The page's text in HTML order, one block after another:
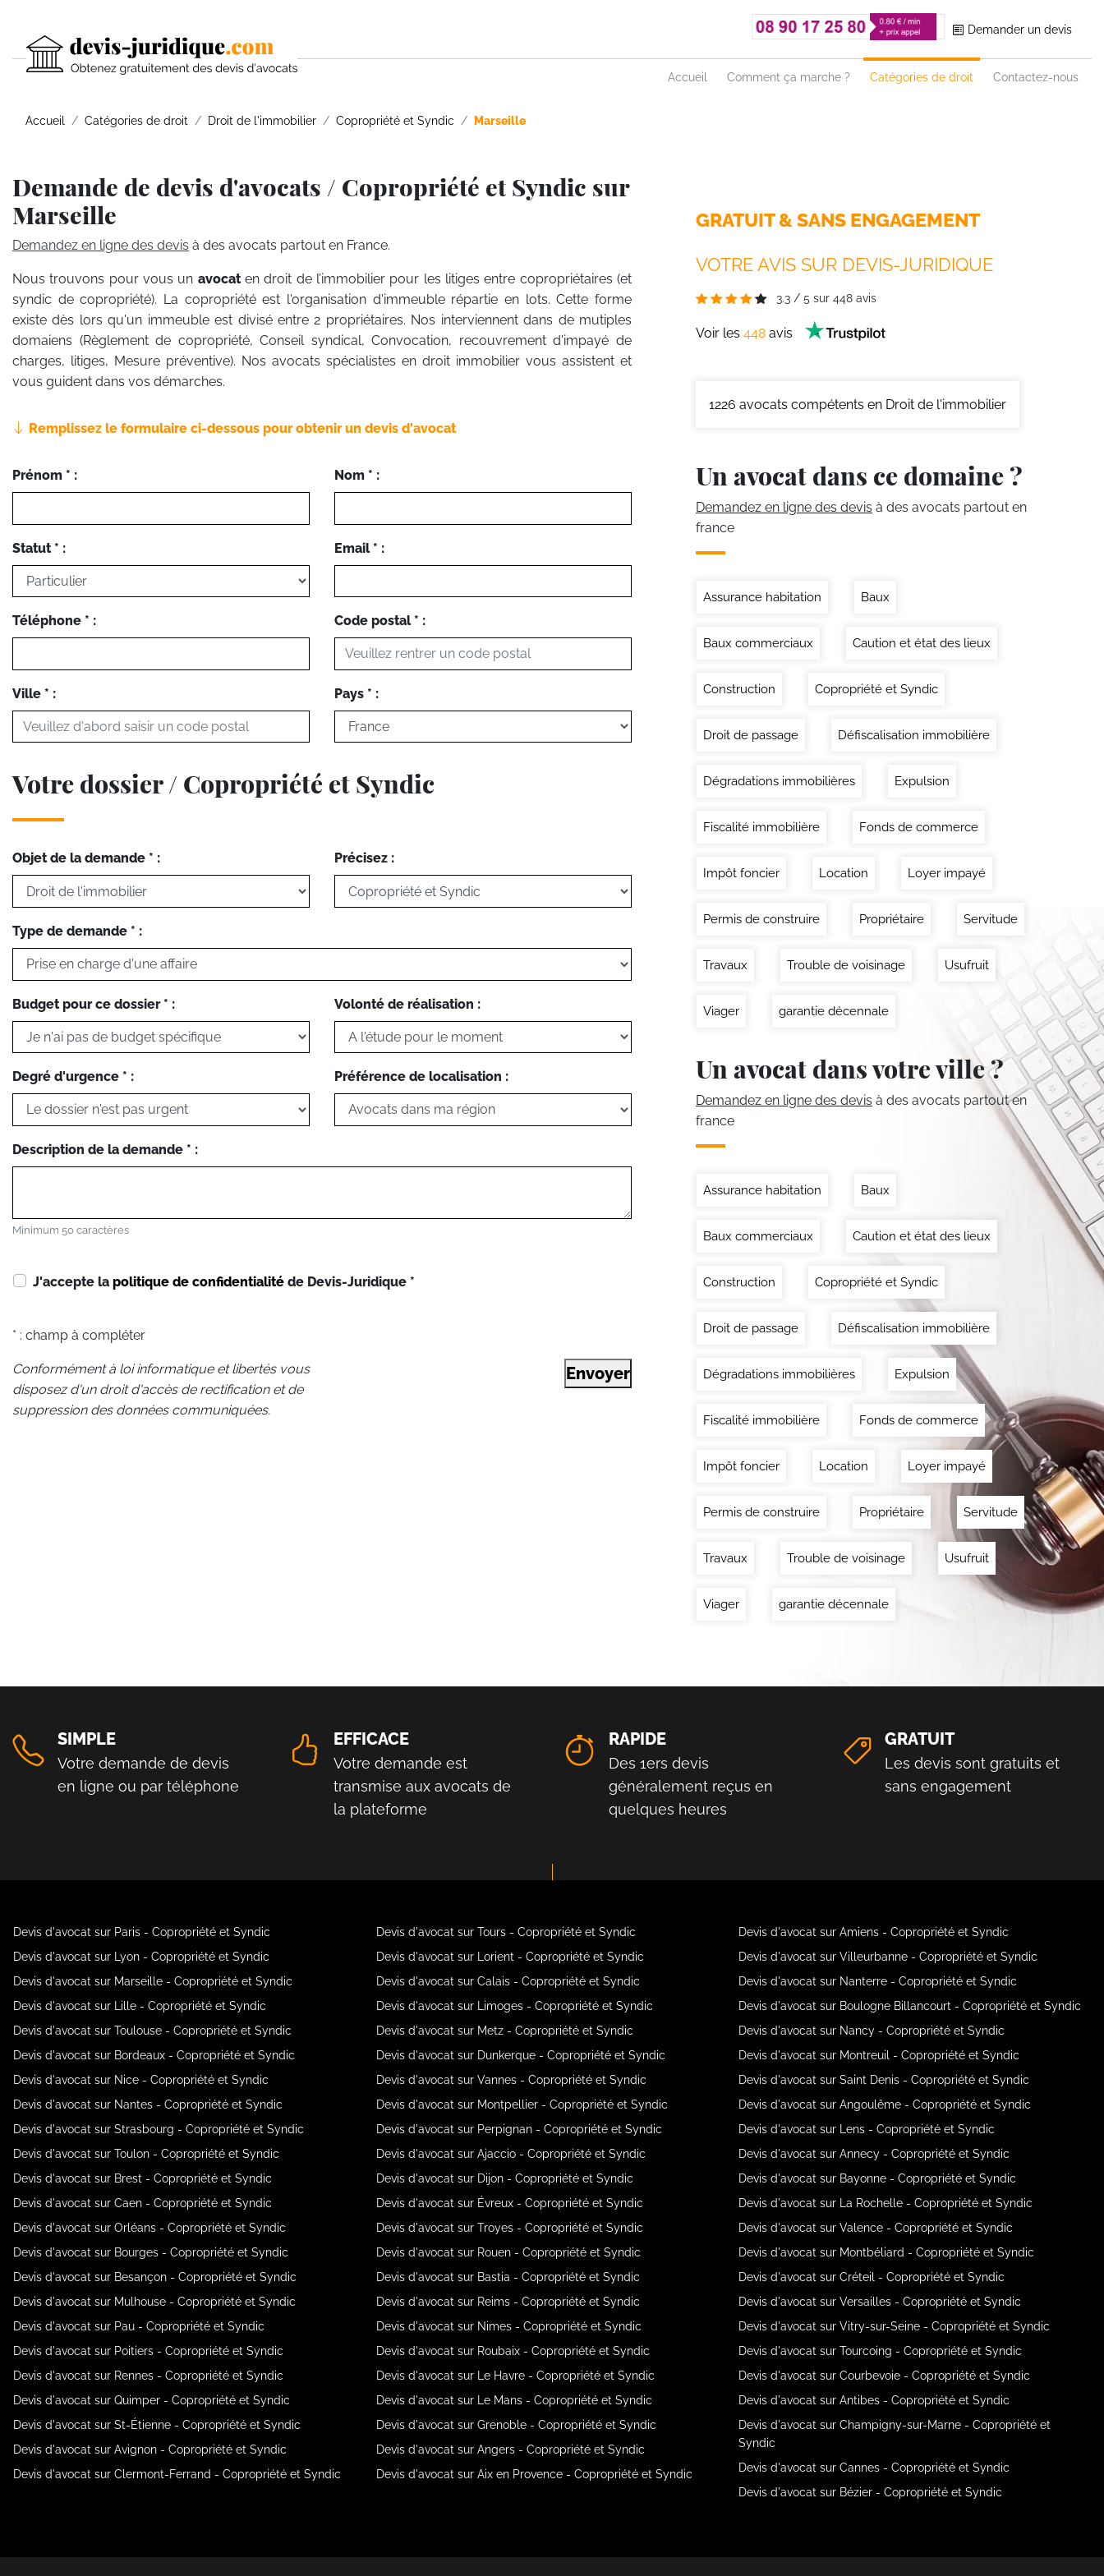
Demander un devis
Accueil Comment ça marche ? Catégories de droit Contactez-nous
Accueil Catégories de droit Droit de l'immobilier Copropriété et Syndic Marseille
Demande de devis d'avocats / Copropriété et Syndic sur
Marseille
Demandez en ligne des devis à des avocats partout en France.
Nous trouvons pour vous un avocaten droit de l’immobilier pour les litiges entre copropriétaires (et
syndic de copropriété). La copropriété est l'organisation d'immeuble répartie en lots. Cette forme
existe dès lors qu'un immeuble est divisé entre 2 propriétaires. Nos interviennent dans de mutiples
domaiens (Règlement de copropriété, Conseil syndical, Convocation, recouvrement d'impayé de
charges, litiges, Mesure préventive). Nos avocats spécialistes en droit immobilier vous assistent et
vous guident dans vos démarches.
Remplissez le formulaire ci-dessous pour obtenir un devis d'avocat
Prénom * : Nom * :
Statut * : Email * :
Téléphone * : Code postal * :
Ville * : Pays * :
Votre dossier / Copropriété et Syndic
Objet de la demande * : Précisez :
Type de demande * :
Budget pour ce dossier * : Volonté de réalisation :
Degré d'urgence * : Préférence de localisation :
Description de la demande * :
Minimum 50 caractères
J'accepte la politique de confidentialité de Devis-Juridique *
* : champ à compléter
Conformément à loi informatique et libertés vous
disposez d'un droit d'accès de rectification et de
suppression des données communiquées.
Envoyer
GRATUIT & SANS ENGAGEMENT
VOTRE AVIS SUR DEVIS-JURIDIQUE
3.3 / 5 sur 448 avis
Voir les 448 avis
1226 avocats compétents en Droit de l'immobilier
Un avocat dans ce domaine ?
Demandez en ligne des devis à des avocats partout en
france
Assurance habitation Baux
Baux commerciaux Caution et état des lieux
Construction Copropriété et Syndic
Droit de passage Défiscalisation immobilière
Dégradations immobilières Expulsion
Fiscalité immobilière Fonds de commerce
Impôt foncier Location Loyer impayé
Permis de construire Propriétaire Servitude
Travaux Trouble de voisinage Usufruit
Viager garantie décennale
Un avocat dans votre ville ?
Demandez en ligne des devis à des avocats partout en
france
Assurance habitation Baux
Baux commerciaux Caution et état des lieux
Construction Copropriété et Syndic
Droit de passage Défiscalisation immobilière
Dégradations immobilières Expulsion
Fiscalité immobilière Fonds de commerce
Impôt foncier Location Loyer impayé
Permis de construire Propriétaire Servitude
Travaux Trouble de voisinage Usufruit
Viager garantie décennale
SIMPLE
Votre demande de devis
en ligne ou par téléphone
EFFICACE
Votre demande est
transmise aux avocats de
la plateforme
RAPIDE
Des 1ers devis
généralement reçus en
quelques heures
GRATUIT
Les devis sont gratuits et
sans engagement
Devis d'avocat sur Paris - Copropriété et Syndic
Devis d'avocat sur Lyon - Copropriété et Syndic
Devis d'avocat sur Marseille - Copropriété et Syndic
Devis d'avocat sur Lille - Copropriété et Syndic
Devis d'avocat sur Toulouse - Copropriété et Syndic
Devis d'avocat sur Bordeaux - Copropriété et Syndic
Devis d'avocat sur Nice - Copropriété et Syndic
Devis d'avocat sur Nantes - Copropriété et Syndic
Devis d'avocat sur Strasbourg - Copropriété et Syndic
Devis d'avocat sur Toulon - Copropriété et Syndic
Devis d'avocat sur Brest - Copropriété et Syndic
Devis d'avocat sur Caen - Copropriété et Syndic
Devis d'avocat sur Orléans - Copropriété et Syndic
Devis d'avocat sur Bourges - Copropriété et Syndic
Devis d'avocat sur Besançon - Copropriété et Syndic
Devis d'avocat sur Mulhouse - Copropriété et Syndic
Devis d'avocat sur Pau - Copropriété et Syndic
Devis d'avocat sur Poitiers - Copropriété et Syndic
Devis d'avocat sur Rennes - Copropriété et Syndic
Devis d'avocat sur Quimper - Copropriété et Syndic
Devis d'avocat sur St-Étienne - Copropriété et Syndic
Devis d'avocat sur Avignon - Copropriété et Syndic
Devis d'avocat sur Clermont-Ferrand - Copropriété et Syndic
Devis d'avocat sur Tours - Copropriété et Syndic
Devis d'avocat sur Lorient - Copropriété et Syndic
Devis d'avocat sur Calais - Copropriété et Syndic
Devis d'avocat sur Limoges - Copropriété et Syndic
Devis d'avocat sur Metz - Copropriété et Syndic
Devis d'avocat sur Dunkerque - Copropriété et Syndic
Devis d'avocat sur Vannes - Copropriété et Syndic
Devis d'avocat sur Montpellier - Copropriété et Syndic
Devis d'avocat sur Perpignan - Copropriété et Syndic
Devis d'avocat sur Ajaccio - Copropriété et Syndic
Devis d'avocat sur Dijon - Copropriété et Syndic
Devis d'avocat sur Évreux - Copropriété et Syndic
Devis d'avocat sur Troyes - Copropriété et Syndic
Devis d'avocat sur Rouen - Copropriété et Syndic
Devis d'avocat sur Bastia - Copropriété et Syndic
Devis d'avocat sur Reims - Copropriété et Syndic
Devis d'avocat sur Nimes - Copropriété et Syndic
Devis d'avocat sur Roubaix - Copropriété et Syndic
Devis d'avocat sur Le Havre - Copropriété et Syndic
Devis d'avocat sur Le Mans - Copropriété et Syndic
Devis d'avocat sur Grenoble - Copropriété et Syndic
Devis d'avocat sur Angers - Copropriété et Syndic
Devis d'avocat sur Aix en Provence - Copropriété et Syndic
Devis d'avocat sur Amiens - Copropriété et Syndic
Devis d'avocat sur Villeurbanne - Copropriété et Syndic
Devis d'avocat sur Nanterre - Copropriété et Syndic
Devis d'avocat sur Boulogne Billancourt - Copropriété et Syndic
Devis d'avocat sur Nancy - Copropriété et Syndic
Devis d'avocat sur Montreuil - Copropriété et Syndic
Devis d'avocat sur Saint Denis - Copropriété et Syndic
Devis d'avocat sur Angoulême - Copropriété et Syndic
Devis d'avocat sur Lens - Copropriété et Syndic
Devis d'avocat sur Annecy - Copropriété et Syndic
Devis d'avocat sur Bayonne - Copropriété et Syndic
Devis d'avocat sur La Rochelle - Copropriété et Syndic
Devis d'avocat sur Valence - Copropriété et Syndic
Devis d'avocat sur Montbéliard - Copropriété et Syndic
Devis d'avocat sur Créteil - Copropriété et Syndic
Devis d'avocat sur Versailles - Copropriété et Syndic
Devis d'avocat sur Vitry-sur-Seine - Copropriété et Syndic
Devis d'avocat sur Tourcoing - Copropriété et Syndic
Devis d'avocat sur Courbevoie - Copropriété et Syndic
Devis d'avocat sur Antibes - Copropriété et Syndic
Devis d'avocat sur Champigny-sur-Marne - Copropriété et
Syndic
Devis d'avocat sur Cannes - Copropriété et Syndic
Devis d'avocat sur Bézier - Copropriété et Syndic